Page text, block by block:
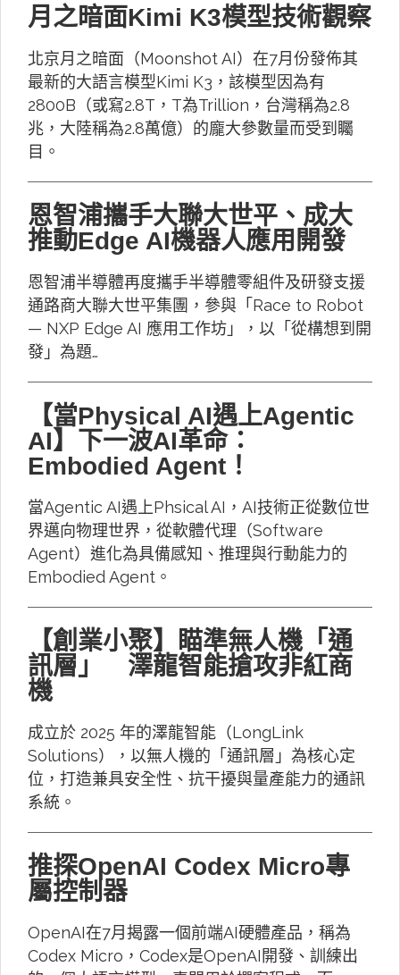
月之暗面Kimi K3模型技術觀察
北京月之暗面（Moonshot AI）在7月份發佈其
最新的大語言模型Kimi K3，該模型因為有
2800B（或寫2.8T，T為Trillion，台灣稱為2.8
兆，大陸稱為2.8萬億）的龐大參數量而受到矚
目。
恩智浦攜手大聯大世平、成大
推動Edge AI機器人應用開發
恩智浦半導體再度攜手半導體零組件及研發支援
通路商大聯大世平集團，參與「Race to Robot
— NXP Edge AI 應用工作坊」，以「從構想到開
發」為題…
【當Physical AI遇上Agentic
AI】下一波AI革命：
Embodied Agent！
當Agentic AI遇上Phsical AI，AI技術正從數位世
界邁向物理世界，從軟體代理（Software
Agent）進化為具備感知、推理與行動能力的
Embodied Agent。
【創業小聚】瞄準無人機「通
訊層」 澤龍智能搶攻非紅商
機
成立於 2025 年的澤龍智能（LongLink
Solutions），以無人機的「通訊層」為核心定
位，打造兼具安全性、抗干擾與量產能力的通訊
系統。
推探OpenAI Codex Micro專
屬控制器
OpenAI在7月揭露一個前端AI硬體產品，稱為
Codex Micro，Codex是OpenAI開發、訓練出